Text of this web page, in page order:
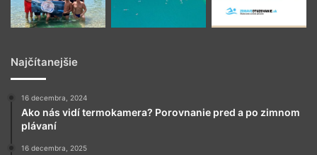
Najčítanejšie
16 decembra, 2024
Ako nás vidí termokamera? Porovnanie pred a po zimnom
plávaní
16 decembra, 2025